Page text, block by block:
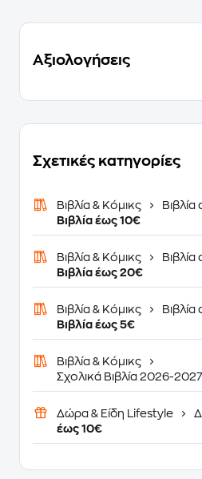
Αξιολογήσεις
Σχετικές κατηγορίες
Βιβλία & Κόμικς
Βιβλία
Βιβλία έως 10€
Βιβλία & Κόμικς
Βιβλία
Βιβλία έως 20€
Βιβλία & Κόμικς
Βιβλία
Βιβλία έως 5€
Βιβλία & Κόμικς
Σχολικά Βιβλία 2026-2027
Δώρα & Είδη Lifestyle
έως 10€